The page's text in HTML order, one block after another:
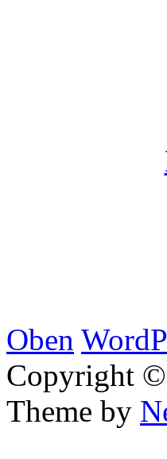
Oben
Copyright ©
Theme by